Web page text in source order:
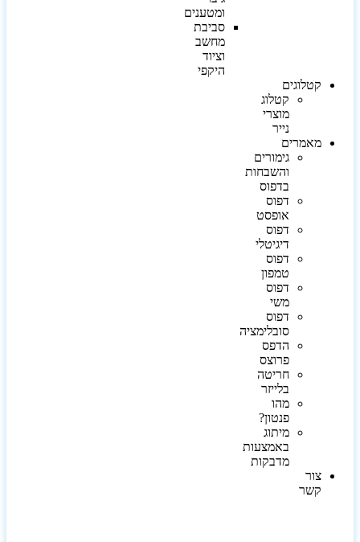
ומטענים
סביבת
מחשב
וציוד
היקפי
קטלוגים
קטלוג
מוצרי
נייר
מאמרים
גימורים
והשבחות
בדפוס
דפוס
אופסט
דפוס
דיגיטלי
דפוס
טמפון
דפוס
משי
דפוס
סובלימציה
הדפס
פרוצס
חריטה
בלייזר
מהו
פנטון?
מיתוג
באמצעות
מדבקות
צור
קשר